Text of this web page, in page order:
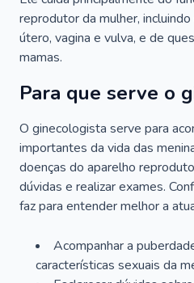
reprodutor da mulher,
útero, vagina e vulva, e de
mamas.
Para que serve o
O ginecologista serve para
importantes da vida das
doenças do aparelho
dúvidas e realizar exames.
faz para entender melhor a
Acompanhar a
características sexuais da